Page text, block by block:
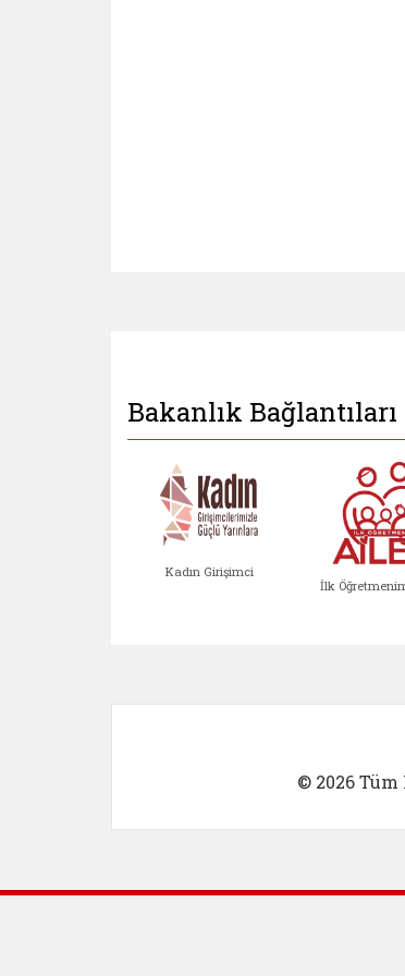
Bakanlık Bağlantıları
Kadın Girişimci
İlk
© 2026 Tüm